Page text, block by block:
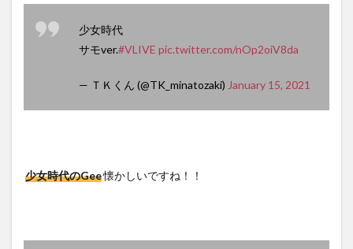
少女時代
サモver.#VLIVE pic.twitter.com/nOp2oiV8da
— ＴＫくん (@TK_minatozaki) January 15, 2021
少女時代のGee懐かしいですね！！